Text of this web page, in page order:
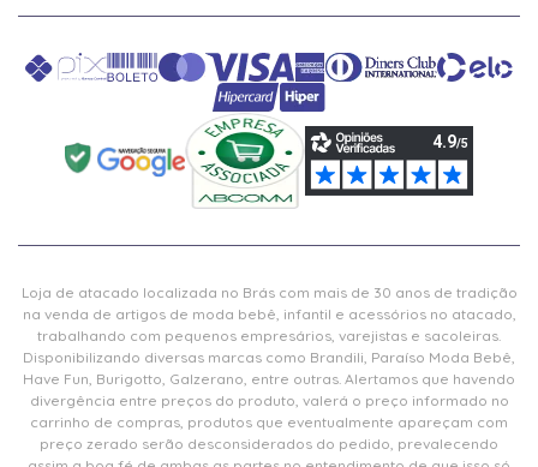
Loja de atacado localizada no Brás com mais de 30 anos de tradição
na venda de artigos de moda bebê, infantil e acessórios no atacado,
trabalhando com pequenos empresários, varejistas e sacoleiras.
Disponibilizando diversas marcas como Brandili, Paraíso Moda Bebê,
Have Fun, Burigotto, Galzerano, entre outras. Alertamos que havendo
divergência entre preços do produto, valerá o preço informado no
carrinho de compras, produtos que eventualmente apareçam com
preço zerado serão desconsiderados do pedido, prevalecendo